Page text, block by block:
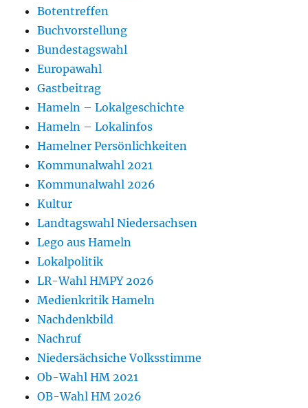
Botentreffen
Buchvorstellung
Bundestagswahl
Europawahl
Gastbeitrag
Hameln – Lokalgeschichte
Hameln – Lokalinfos
Hamelner Persönlichkeiten
Kommunalwahl 2021
Kommunalwahl 2026
Kultur
Landtagswahl Niedersachsen
Lego aus Hameln
Lokalpolitik
LR-Wahl HMPY 2026
Medienkritik Hameln
Nachdenkbild
Nachruf
Niedersächsiche Volksstimme
Ob-Wahl HM 2021
OB-Wahl HM 2026